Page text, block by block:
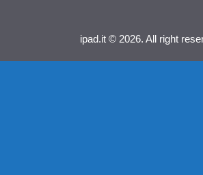
ipad.it © 2026. All right